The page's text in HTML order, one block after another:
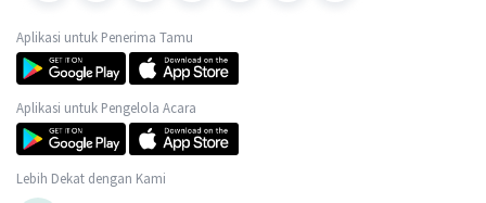
Aplikasi untuk Penerima Tamu
Aplikasi untuk Pengelola Acara
Lebih Dekat dengan Kami